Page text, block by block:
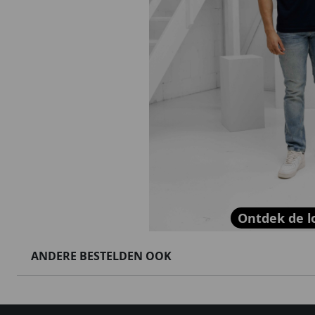
Ontdek de
ANDERE BESTELDEN OOK